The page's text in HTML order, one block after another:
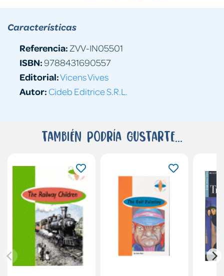
Características
Referencia: ZVV-IN05501
ISBN:9788431690557
Editorial:Vicens Vives
Autor: Cideb Editrice S.R.L.
También podría gustarte...